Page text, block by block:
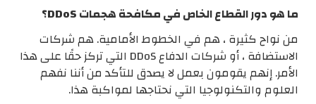
ما هو دور القطاع الخاص في مكافحة هجمات DDoS؟
من نواح كثيرة ، هم في الخطوط الأمامية. هم شركات
الاستضافة ، أو شركات الدفاع DDoS التي تركز حقًا على هذا
الأمر. إنهم يقومون بعمل لا يصدق للتأكد من أننا نفهم
العلوم والتكنولوجيا التي نحتاجها لمواكبة هذا.